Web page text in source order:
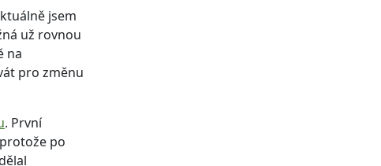
jsem
už rovnou
na
pro změnu
. První
po